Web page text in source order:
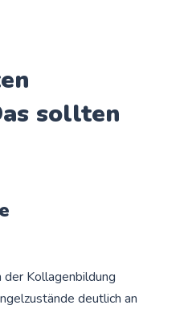
sollten
der Kollagenbildung
deutlich an